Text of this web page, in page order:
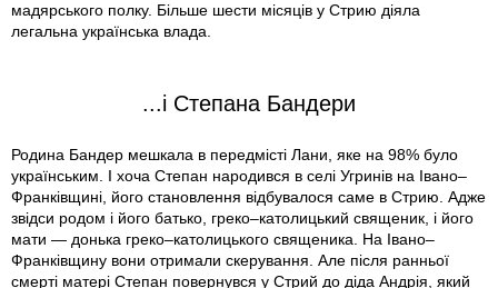
мадярського полку. Більше шести місяців у Стрию діяла
легальна українська влада.
...і Степана Бандери
Родина Бандер мешкала в передмісті Лани, яке на 98% було
українським. І хоча Степан народився в селі Угринів на Івано–
Франківщині, його становлення відбувалося саме в Стрию. Адже
звідси родом і його батько, греко–католицький священик, і його
мати — донька греко–католицького священика. На Івано–
Франківщину вони отримали скерування. Але після ранньої
смерті матері Степан повернувся у Стрий до діда Андрія, який